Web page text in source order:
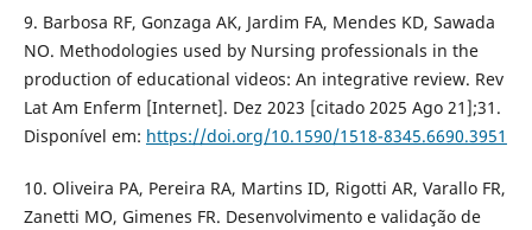
9. Barbosa RF, Gonzaga AK, Jardim FA, Mendes KD, Sawada
NO. Methodologies used by Nursing professionals in the
production of educational videos: An integrative review. Rev
Lat Am Enferm [Internet]. Dez 2023 [citado 2025 Ago 21];31.
Disponível em: https://doi.org/10.1590/1518-8345.6690.3951
10. Oliveira PA, Pereira RA, Martins ID, Rigotti AR, Varallo FR,
Zanetti MO, Gimenes FR. Desenvolvimento e validação de